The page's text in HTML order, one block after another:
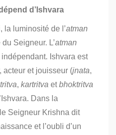
d’Ishvara
la luminosité de l’atman
Seigneur. L’atman
Ishvara est
acteur et jouisseur (jnata,
, kartritva etbhoktritva
Dans la
Seigneur Krishna dit
et l’oubli d’un